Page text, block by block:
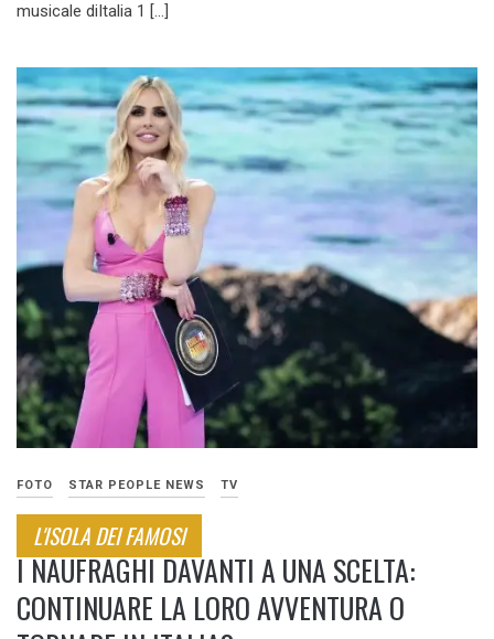
musicale diItalia 1 […]
FOTO STAR PEOPLE NEWS TV
L'ISOLA DEI FAMOSI
I NAUFRAGHI DAVANTI A UNA SCELTA:
CONTINUARE LA LORO AVVENTURA O